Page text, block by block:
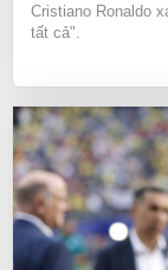
Cristiano Ronaldo
tất cả".